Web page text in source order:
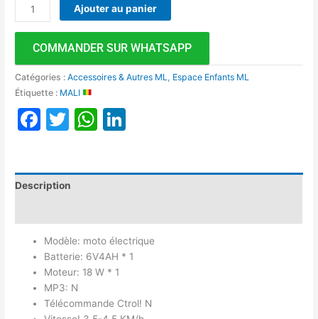
Ajouter au panier
COMMANDER SUR WHATSAPP
Catégories :Accessoires & Autres ML
Espace Enfants ML
Étiquette : MALI
Facebook
TwitterWhatsApp
Description
Modèle: moto électrique
Batterie: 6V4AH * 1
Moteur: 18 W * 1
MP3: N
Télécommande Ctrol! N